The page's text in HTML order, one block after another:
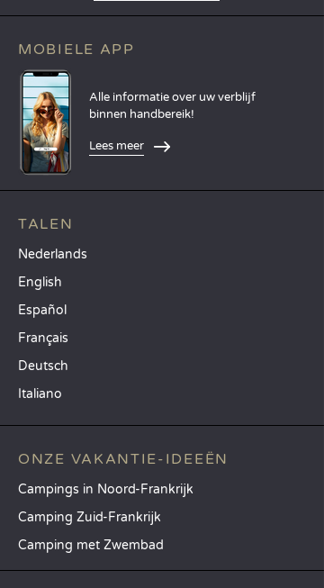
MOBIELE APP
Alle informatie over uw verblijf
binnen handbereik!
Lees meer
TALEN
Nederlands
English
Español
Français
Deutsch
Italiano
ONZE VAKANTIE-IDEEËN
Campings in Noord-Frankrijk
Camping Zuid-Frankrijk
Camping met Zwembad